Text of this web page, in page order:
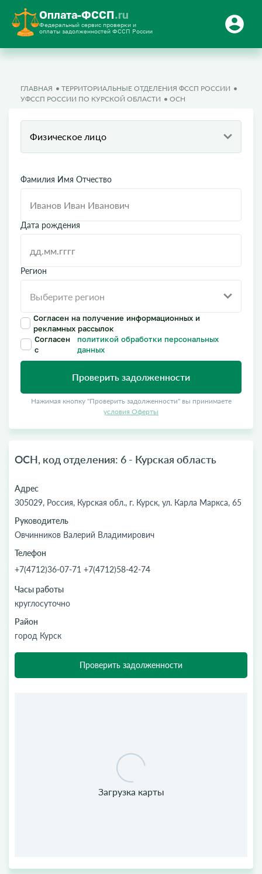
Оплата-ФССП.ru
Федеральный сервис проверки и
оплаты задолженностей ФССП России
ГЛАВНАЯ
ТЕРРИТОРИАЛЬНЫЕ ОТДЕЛЕНИЯ ФССП РОССИИ
УФССП РОССИИ ПО КУРСКОЙ ОБЛАСТИ
ОСН
Физическое лицо
Фамилия Имя Отчество
Дата рождения
Регион
Согласен на получение информационных и
рекламных рассылок
Согласен
с
политикой обработки персональных
данных
Проверить задолженности
Нажимая кнопку "Проверить задолженности" вы принимаете
условия Оферты
ОСН, код отделения: 6 - Курская область
Адрес
305029, Россия, Курская обл., г. Курск, ул. Карла Маркса, 65
Руководитель
Овчинников Валерий Владимирович
Телефон
+7(4712)36-07-71 +7(4712)58-42-74
Часы работы
круглосуточно
Район
город Курск
Проверить задолженности